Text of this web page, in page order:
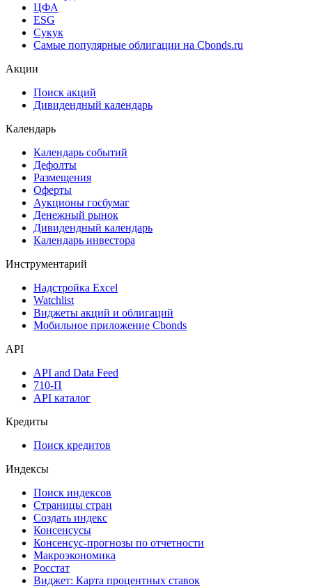
ЦФА
ESG
Сукук
Самые популярные облигации на Cbonds.ru
Акции
Поиск акций
Дивидендный календарь
Календарь
Календарь событий
Дефолты
Размещения
Оферты
Аукционы госбумаг
Денежный рынок
Дивидендный календарь
Календарь инвестора
Инструментарий
Надстройка Excel
Watchlist
Виджеты акций и облигаций
Мобильное приложение Cbonds
API
API and Data Feed
710-П
API каталог
Кредиты
Поиск кредитов
Индексы
Поиск индексов
Страницы стран
Создать индекс
Консенсусы
Консенсус-прогнозы по отчетности
Макроэкономика
Росстат
Виджет: Карта процентных ставок